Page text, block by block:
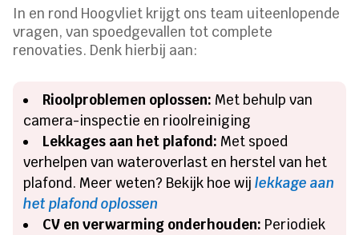
In en rond Hoogvliet krijgt ons team uiteenlopende
vragen, van spoedgevallen tot complete
renovaties. Denk hierbij aan:
Rioolproblemen oplossen: Met behulp van
camera-inspectie en rioolreiniging
Lekkages aan het plafond: Met spoed
verhelpen van wateroverlast en herstel van het
plafond. Meer weten? Bekijk hoe wijlekkage aan
het plafond oplossen
CV en verwarming onderhouden: Periodiek